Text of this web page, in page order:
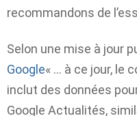
recommandons de
Selon une mise à jour
Google« … à ce jour, le
inclut des données
Google Actualités,